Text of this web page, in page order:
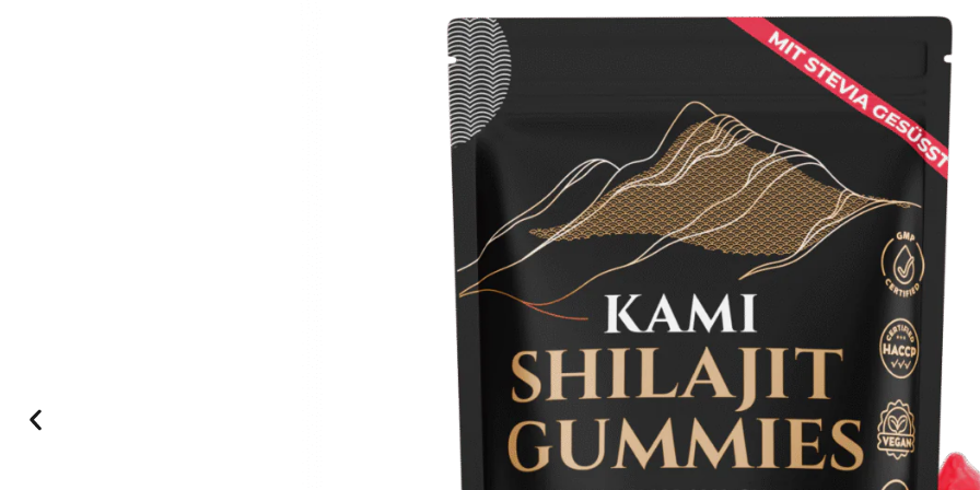
Jeudi 26 mars 2026, 18 h 00 min 35 s GMT+0000 (temps universel coordonné)
J'ai été surprise de la rapidité de la livraison. Je ne les utilise que depuis quelques jours, je ne peux pas
Tue Jul 22 2025 20:02:57 GMT+0000 (Temps universel coordonné)
4 étoiles
Thu Jul 03 2025 17:16:39 GMT+0000 (Temps universel coordonné)